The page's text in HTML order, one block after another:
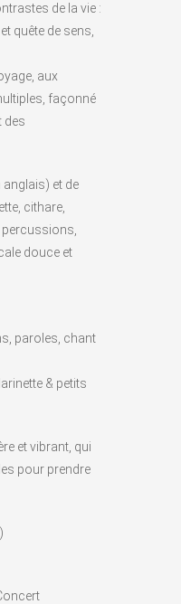
de la vie :
quête de sens,
aux
façonné
des
anglais) et de
cithare,
douce et
paroles, chant
& petits
et vibrant, qui
pour prendre